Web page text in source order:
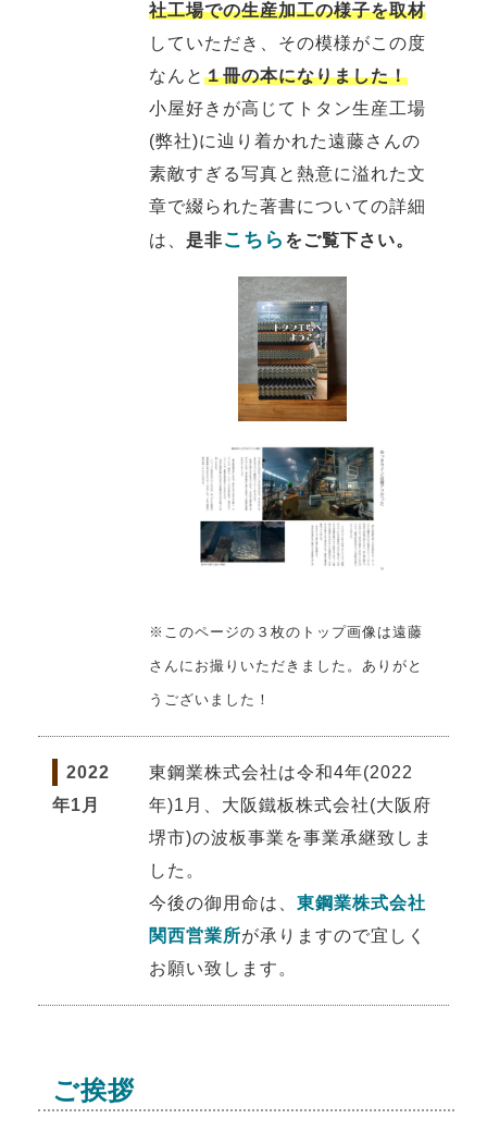
社工場での生産加工の様子を取材
していただき、その模様がこの度
なんと １冊の本になりました！
小屋好きが高じてトタン生産工場
(弊社)に辿り着かれた遠藤さんの
素敵すぎる写真と熱意に溢れた文
章で綴られた著書についての詳細
は、 是非こちら をご覧下さい。
※このページの３枚のトップ画像は遠藤
さんにお撮りいただきました。ありがと
うございました！
2022
年1月
東鋼業株式会社は令和4年(2022
年)1月、大阪鐵板株式会社(大阪府
堺市)の波板事業を事業承継致しま
した。
今後の御用命は、 東鋼業株式会社
関西営業所が承りますので宜しく
お願い致します。
ご挨拶